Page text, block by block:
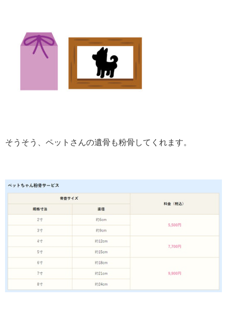
そうそう、ペットさんの遺骨も粉骨してくれます。